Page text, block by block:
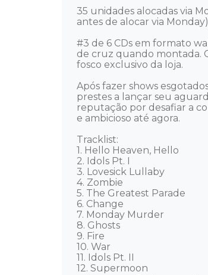
35 unidades alocadas via
antes de alocar via
#3 de 6 CDs em formato
de cruz quando montada.
fosco exclusivo da loja.
Após fazer shows
prestes a lançar seu
reputação por desafiar a
e ambicioso até agora.
Tracklist:
1. Hello Heaven, Hello
2. Idols Pt. I
3. Lovesick Lullaby
4. Zombie
5. The Greatest Parade
6. Change
7. Monday Murder
8. Ghosts
9. Fire
10. War
11. Idols Pt. II
12. Supermoon